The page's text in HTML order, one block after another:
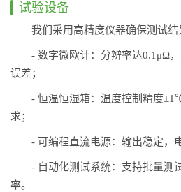
试验设备
我们采用高精度仪器确保测试结
- 数字微欧计：分辨率达0.1μΩ
误差；
- 恒温恒湿箱：温度控制精度
求；
- 可编程直流电源：输出稳定，
- 自动化测试系统：支持批量测
率。